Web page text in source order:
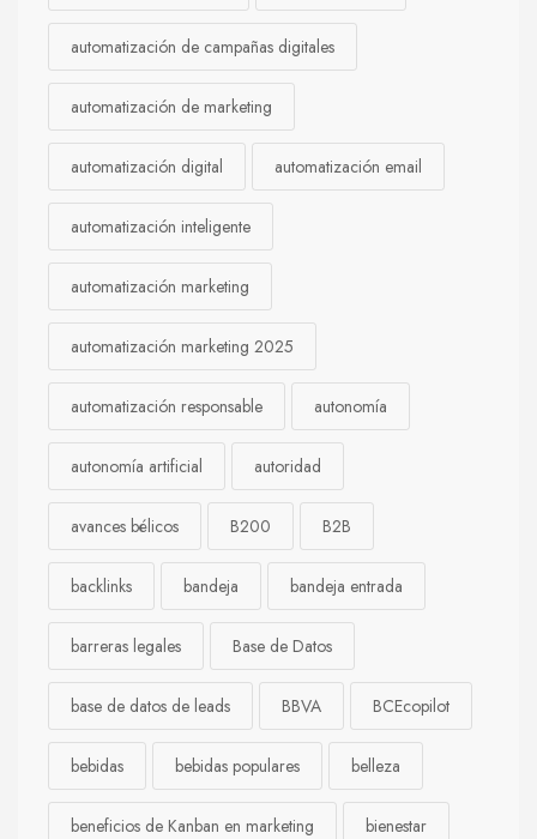
automatización de campañas digitales
automatización de marketing
automatización digital automatización email
automatización inteligente
automatización marketing
automatización marketing 2025
automatización responsable autonomía
autonomía artificial autoridad
avances bélicos B200 B2B
backlinks bandeja bandeja entrada
barreras legales Base de Datos
base de datos de leads BBVA BCEcopilot
bebidas bebidas populares belleza
beneficios de Kanban en marketing bienestar